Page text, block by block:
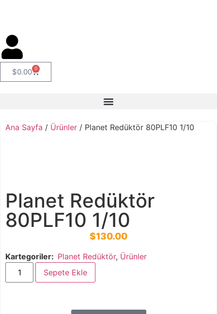
$0.00 0
Ana Sayfa / Ürünler / Planet Redüktör 80PLF10 1/10
Planet Redüktör
80PLF10 1/10
$130.00
Kartegoriler: Planet Redüktör, Ürünler
Sepete Ekle